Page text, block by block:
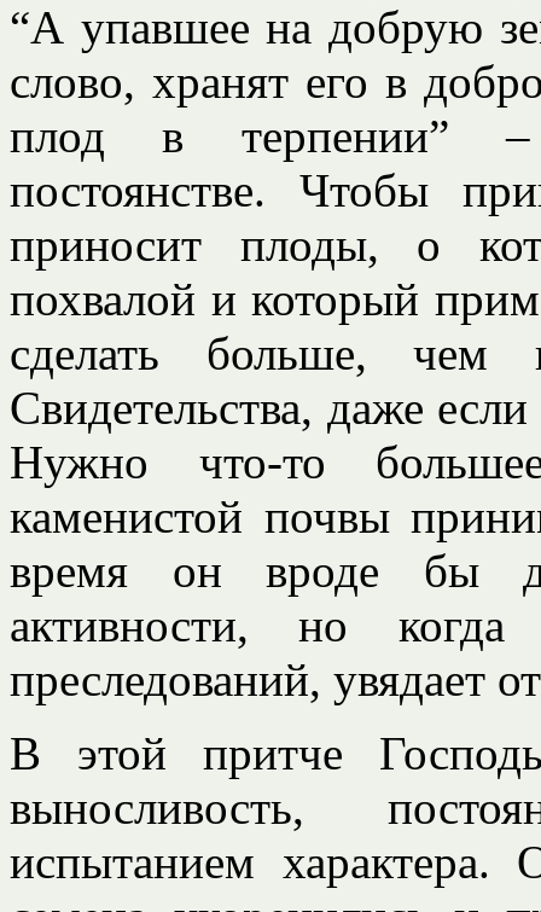
“А упавшее на добрую
слово, хранят его в
плод в терпении” –
постоянстве. Чтобы
приносит плоды, о
похвалой и который
сделать больше, чем
Свидетельства, даже
Нужно что-то
каменистой почвы
время он вроде бы
активности, но когда
преследований, увядает
В этой притче
выносливость,
испытанием характера.